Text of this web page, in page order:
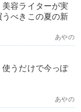
容ライターが実
べきこの夏の新
あやの
うだけで今っぽ
あやの